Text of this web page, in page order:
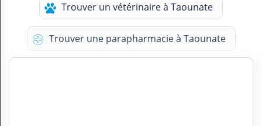
Trouver un vétérinaire à Taounate
Trouver une parapharmacie à Taounate